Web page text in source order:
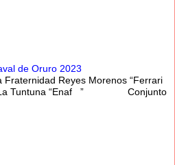
de Oruro 2023
Reyes Morenos “Ferrari
La Tuntuna “Enaf ” Conjunto